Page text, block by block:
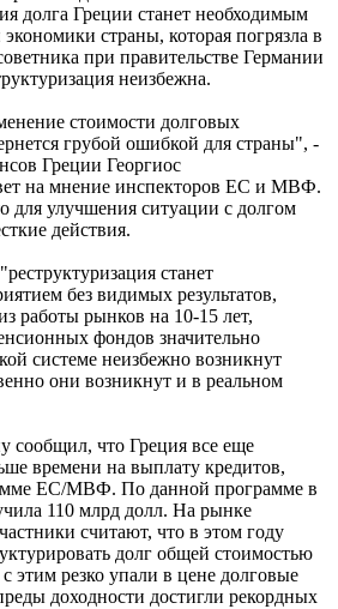
долга Греции станет необходимым
страны, которая погрязла в
при правительстве Германии
неизбежна.
стоимости долговых
грубой ошибкой для страны", -
Греции Георгиос
на мнение инспекторов ЕС и МВФ.
для улучшения ситуации с долгом
действия.
станет
без видимых результатов,
работы рынков на 10-15 лет,
фондов значительно
системе неизбежно возникнут
они возникнут и в реальном
сообщил, что Греция все еще
времени на выплату кредитов,
ЕС/МВФ. По данной программе в
110 млрд долл. На рынке
считают, что в этом году
долг общей стоимостью
этим резко упали в цене долговые
доходности достигли рекордных